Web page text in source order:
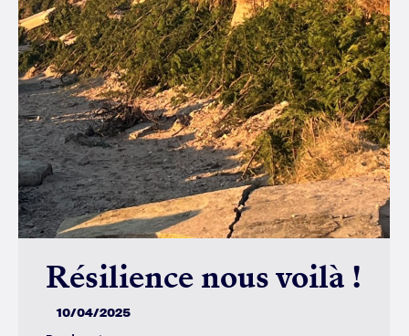
Résilience nous voilà !
10/04/2025